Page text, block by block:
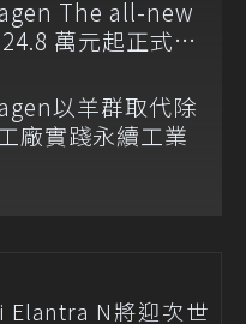
The all-new
萬元起正式上
以羊群取代除
廠實踐永續工業
Elantra N將迎次世